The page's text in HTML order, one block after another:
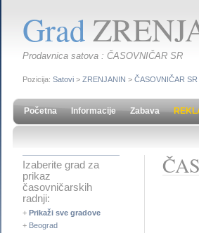
Grad
Prodavnica satova : ČASOVNIČAR SR
Pozicija: Satovi > ZRENJANIN > ČASOVNIČAR SR
Početna Informacije Zabava
Izaberite grad za
prikaz
časovničarskih
radnji:
+ Prikaži sve gradove
+ Beograd